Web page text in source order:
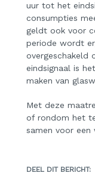
uur tot het
consumpties
geldt ook voor
periode wordt
overgeschakeld
eindsignaal is
maken van
Met deze
of rondom het
samen voor een
DEEL DIT BERICHT: